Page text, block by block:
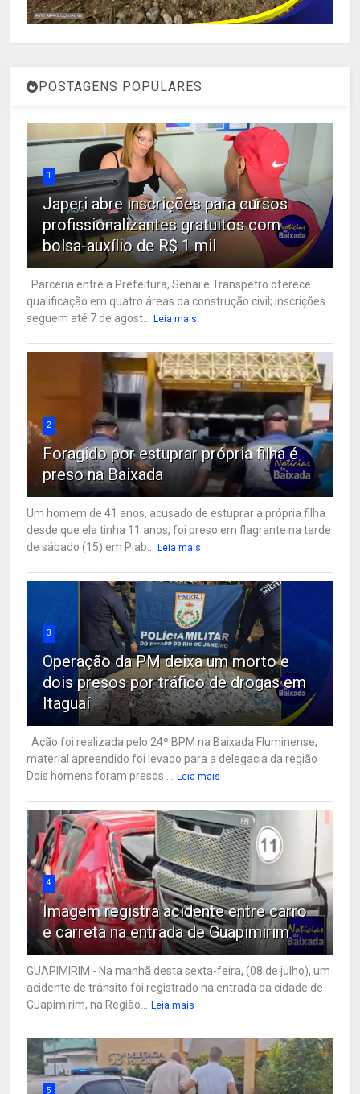
POSTAGENS POPULARES
1
Japeri abre inscrições para cursos
profissionalizantes gratuitos com
bolsa-auxílio de R$ 1 mil
Parceria entre a Prefeitura, Senai e Transpetro oferece
qualificação em quatro áreas da construção civil; inscrições
seguem até 7 de agost...
Leia mais
2
Foragido por estuprar própria filha é
preso na Baixada
Um homem de 41 anos, acusado de estuprar a própria filha
desde que ela tinha 11 anos, foi preso em flagrante na tarde
de sábado (15) em Piab...
Leia mais
3
Operação da PM deixa um morto e
dois presos por tráfico de drogas em
Itaguaí
Ação foi realizada pelo 24º BPM na Baixada Fluminense;
material apreendido foi levado para a delegacia da região
Dois homens foram presos ...
Leia mais
4
Imagem registra acidente entre carro
e carreta na entrada de Guapimirim
GUAPIMIRIM - Na manhã desta sexta-feira, (08 de julho), um
acidente de trânsito foi registrado na entrada da cidade de
Guapimirim, na Região...
Leia mais
5